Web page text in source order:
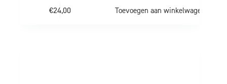
€24,00 Toevoegen aan winkelwagen